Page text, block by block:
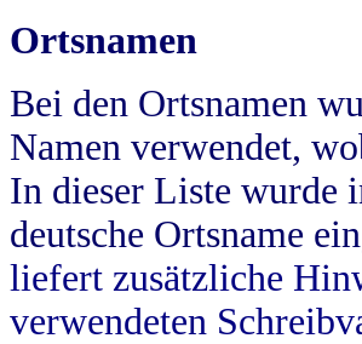
Ortsnamen
Bei den Ortsnamen
Namen verwendet,
In dieser Liste wurde
deutsche Ortsname
liefert zusätzliche
verwendeten